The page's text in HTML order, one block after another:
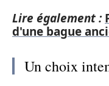
Lire également :
d'une bague
Un choix